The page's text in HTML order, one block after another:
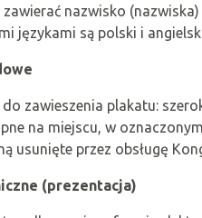
zawierać nazwisko
językami są polski i
zawieszenia plakatu:
na miejscu, w
usunięte przez obsługę
(prezentacja)